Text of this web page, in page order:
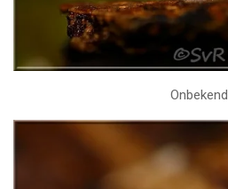
Onbekend